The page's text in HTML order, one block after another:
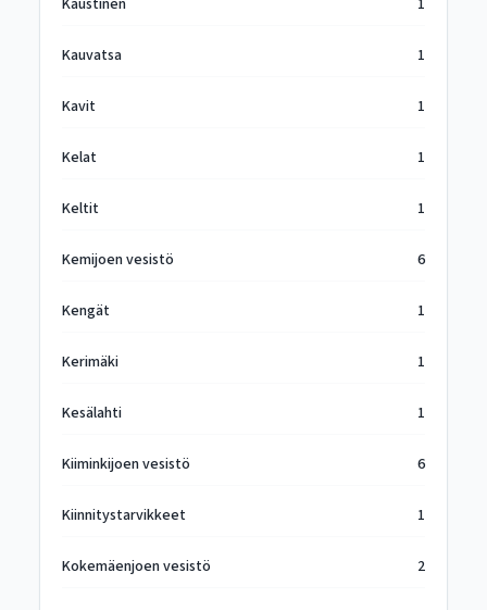
Kaustinen 1
Kauvatsa 1
Kavit 1
Kelat 1
Keltit 1
Kemijoen vesistö 6
Kengät 1
Kerimäki 1
Kesälahti 1
Kiiminkijoen vesistö 6
Kiinnitystarvikkeet 1
Kokemäenjoen vesistö 2